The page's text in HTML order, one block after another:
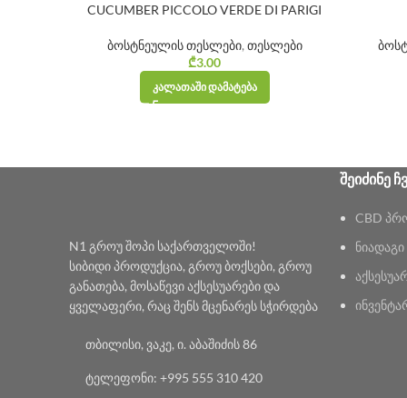
CUCUMBER PICCOLO VERDE DI PARIGI
ბოსტნეულის თესლები, თესლები
₾3.00
ᲙᲐᲚᲐᲗᲐᲨᲘ ᲓᲐᲛᲐᲢᲔᲑᲐ
N1 გროუ შოპი საქართველოში!
სიბიდი პროდუქცია, გროუ ბოქსები, გროუ
განათება, მოსაწევი აქსესუარები და
ყველაფერი, რაც შენს მცენარეს სჭირდება
თბილისი, ვაკე, ი. აბაშიძის 86
ტელეფონი: +995 555 310 420
ᲨᲔᲘᲫᲘᲜᲔ
CBD
ნიადაგი